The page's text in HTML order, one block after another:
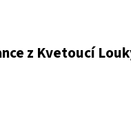
z Kvetoucí